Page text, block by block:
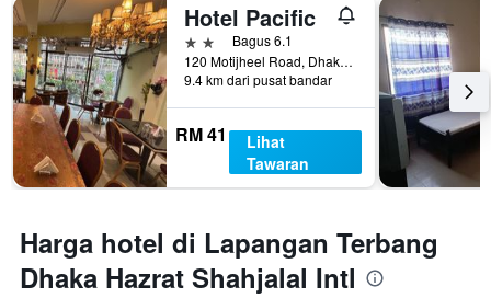
Hotel Pacific
2 bintangBagus 6.1
120 Motijheel Road, Dhaka, Bangladesh
9.4 km dari pusat bandar
RM 41
Lihat
Tawaran
Harga hotel di Lapangan Terbang
Dhaka Hazrat Shahjalal Intl